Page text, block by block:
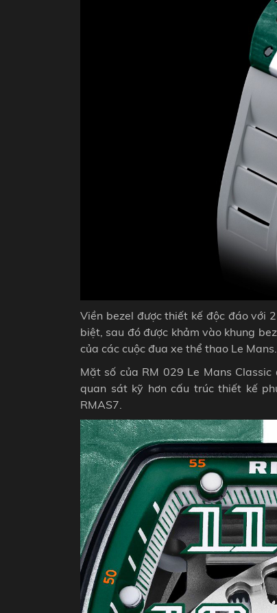
Viền bezel được thiết kế độc đáo với
biệt, sau đó được khảm vào khung
của các cuộc đua xe thể thao Le Mans.
Mặt số của RM 029 Le Mans
quan sát kỹ hơn cấu trúc thiết kế
RMAS7.